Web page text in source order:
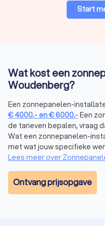
termijn veel energie op.
verschillende grootte en
monokristallijne panelen,
redelijk rendement van
zijn goedkoper en een
budget hebt.
Dunne film
Dunne film zonnepanelen
productiekosten en
minder efficiënt zijn, is hun
goedkoper en bieden een
Start
Wat kost een
Woudenberg?
Een zonnepanelen-
€4000,- en€6000,-Een
de tarieven bepalen, vraag
Wat een zonnepanelen-
met wat jouw specifieke
Lees meer over
Ontvang prijsopgave